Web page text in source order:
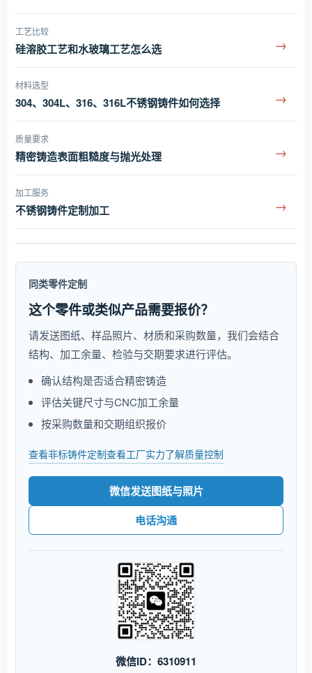
工艺比较
硅溶胶工艺和水玻璃工艺怎么选 →
材料选型
304、304L、316、316L不锈钢铸件如何选择 →
质量要求
精密铸造表面粗糙度与抛光处理 →
加工服务
不锈钢铸件定制加工 →
同类零件定制
这个零件或类似产品需要报价？
请发送图纸、样品照片、材质和采购数量，我们会结合
结构、加工余量、检验与交期要求进行评估。
确认结构是否适合精密铸造
评估关键尺寸与CNC加工余量
按采购数量和交期组织报价
查看非标铸件定制查看工厂实力了解质量控制
微信发送图纸与照片
电话沟通
微信ID：6310911